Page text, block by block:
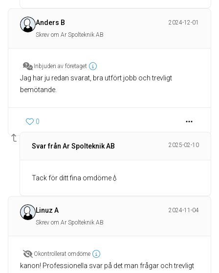
Anders B
2024-12-01
Skrev om Ar Spolteknik AB
Inbjuden av företaget
Jag har ju redan svarat, bra utfört jobb och trevligt
bemötande.
0
Svar från Ar Spolteknik AB 2025-02-10
Tack för ditt fina omdöme💧
Linuz A
2024-11-04
Skrev om Ar Spolteknik AB
Okontrollerat omdöme
kanon! Professionella svar på det man frågar och trevligt